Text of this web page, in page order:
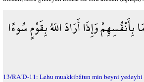
وَإِذَا أَرَادَ اللّهُ بِقَوْمٍ سُوءًا
13/RA'D-11: Lehu muakkibâtun min beyni